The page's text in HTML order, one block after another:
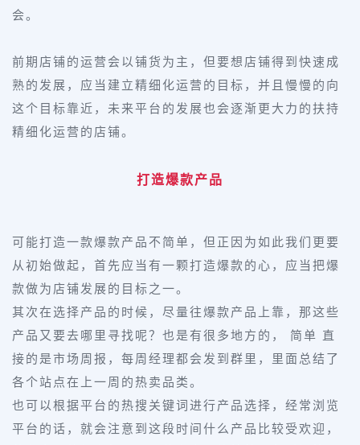
会。
前期店铺的运营会以铺货为主，但要想店铺得到快速成
熟的发展，应当建立精细化运营的目标，并且慢慢的向
这个目标靠近，未来平台的发展也会逐渐更大力的扶持
精细化运营的店铺。
打造爆款产品
可能打造一款爆款产品不简单，但正因为如此我们更要
从初始做起，首先应当有一颗打造爆款的心，应当把爆
款做为店铺发展的目标之一。
其次在选择产品的时候，尽量往爆款产品上靠，那这些
产品又要去哪里寻找呢？也是有很多地方的， 简单 直
接的是市场周报，每周经理都会发到群里，里面总结了
各个站点在上一周的热卖品类。
也可以根据平台的热搜关键词进行产品选择，经常浏览
平台的话，就会注意到这段时间什么产品比较受欢迎，